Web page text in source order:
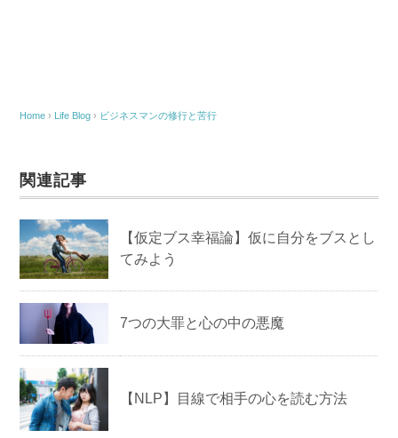
o
k
Home › Life Blog › ビジネスマンの修行と苦行
関連記事
【仮定ブス幸福論】仮に自分をブスとし
てみよう
7つの大罪と心の中の悪魔
【NLP】目線で相手の心を読む方法